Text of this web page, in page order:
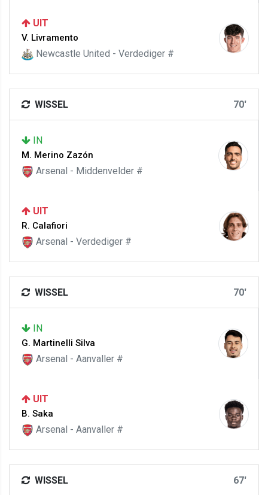
UIT
V. Livramento
Newcastle United - Verdediger #
WISSEL 70'
IN
M. Merino Zazón
Arsenal - Middenvelder #
UIT
R. Calafiori
Arsenal - Verdediger #
WISSEL 70'
IN
G. Martinelli Silva
Arsenal - Aanvaller #
UIT
B. Saka
Arsenal - Aanvaller #
WISSEL 67'